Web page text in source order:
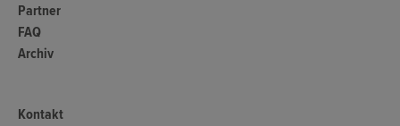
Partner
FAQ
Archiv
Kontakt